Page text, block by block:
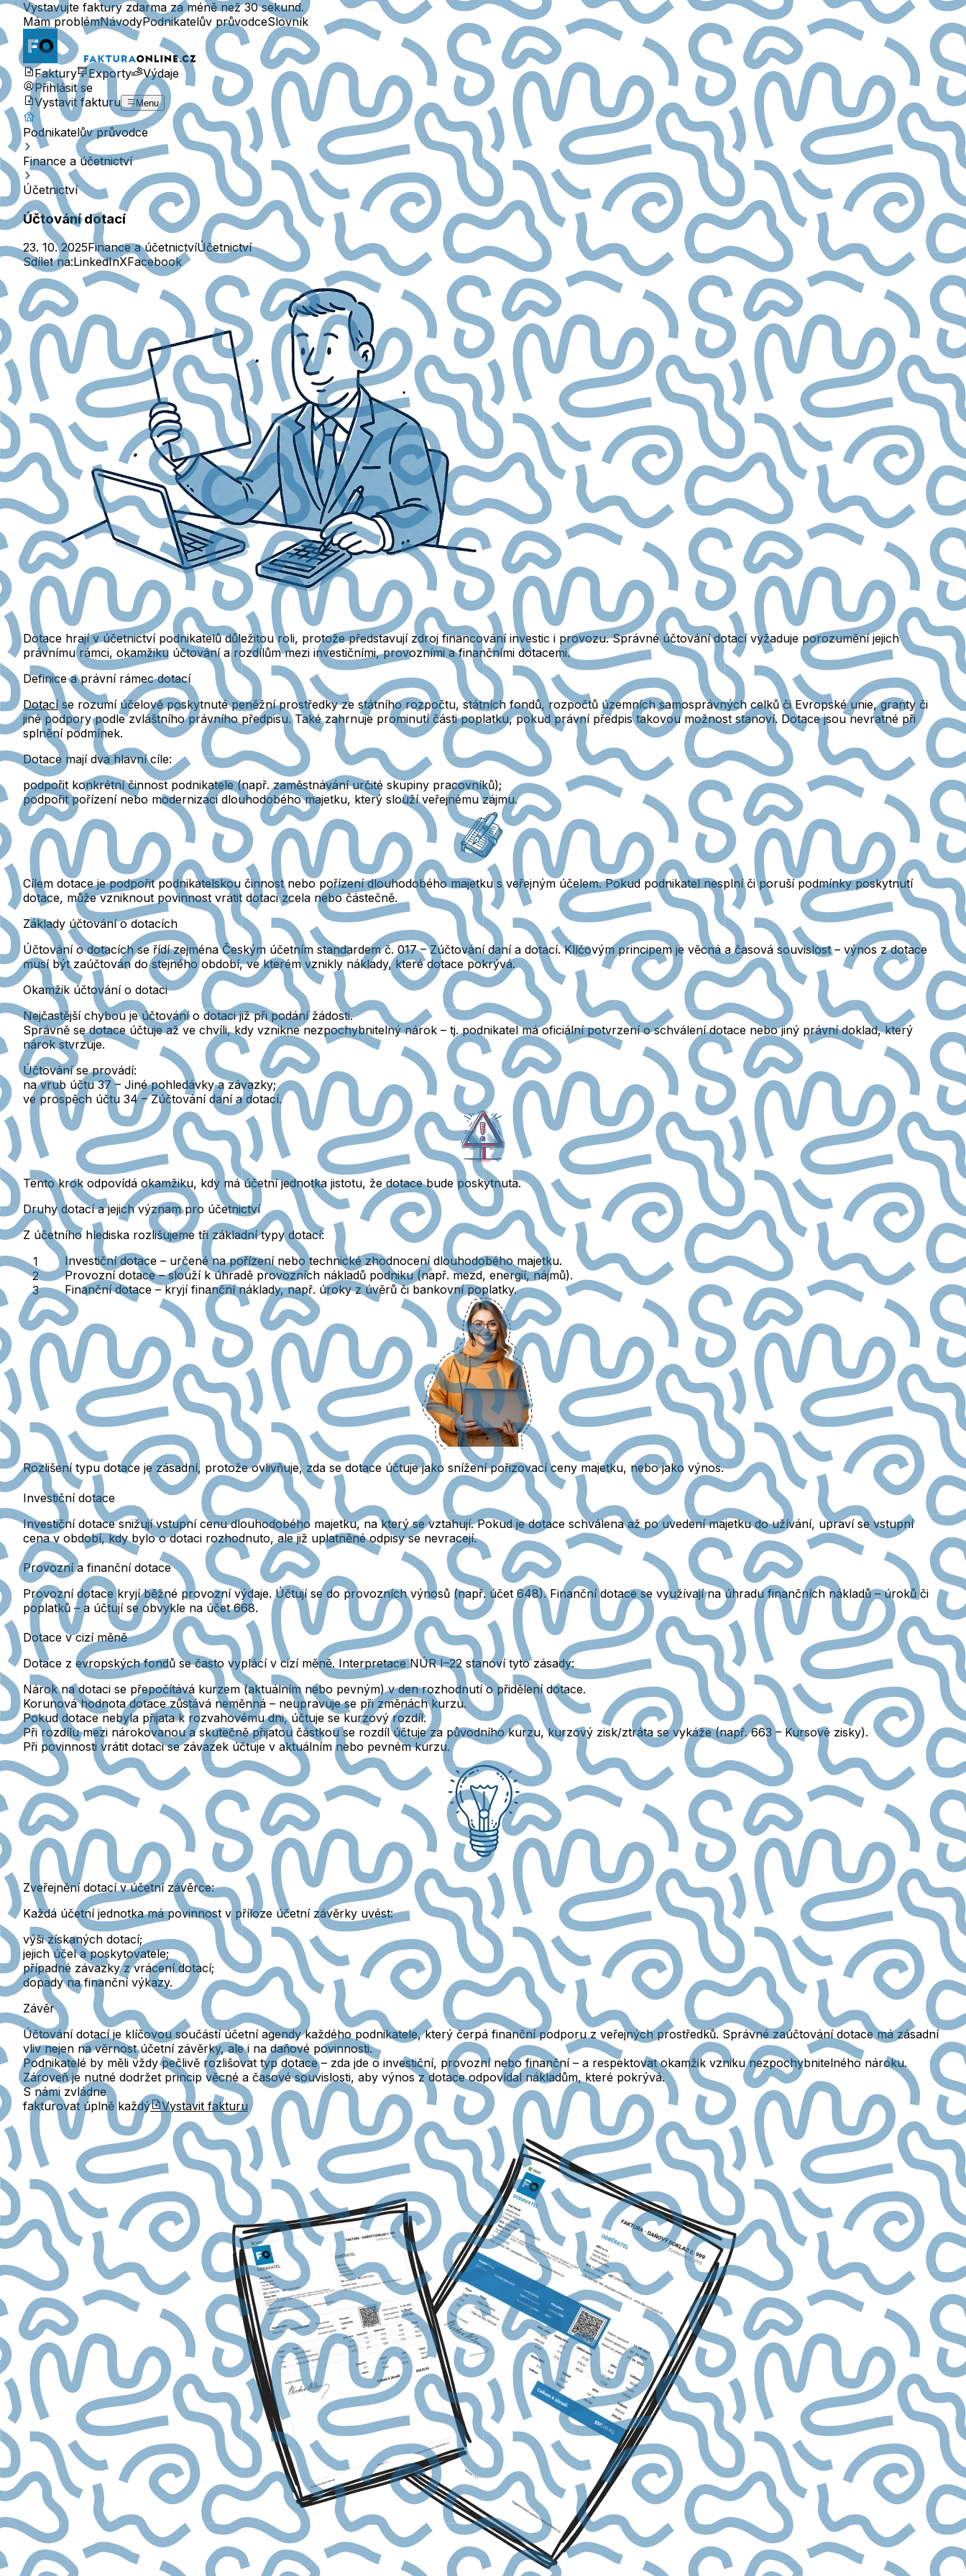
Vystavujte faktury zdarma za méně než 30 sekund.
Mám problémNávodyPodnikatelův průvodceSlovník
Faktury Exporty
Výdaje
Přihlásit se
Vystavit fakturu
Menu
Podnikatelův průvodce
Finance a účetnictví
Účetnictví
Účtování dotací
23. 10. 2025Finance a účetnictvíÚčetnictví
Sdílet na:LinkedInXFacebook
Dotace hrají v účetnictví podnikatelů důležitou roli, protože představují zdroj financování investic i provozu. Správné účtování dotací vyžaduje porozumění jejich
právnímu rámci, okamžiku účtování a rozdílům mezi investičními, provozními a finančními dotacemi.
Definice a právní rámec dotací
Dotací se rozumí účelově poskytnuté peněžní prostředky ze státního rozpočtu, státních fondů, rozpočtů územních samosprávných celků či Evropské unie, granty či
jiné podpory podle zvláštního právního předpisu. Také zahrnuje prominutí části poplatku, pokud právní předpis takovou možnost stanoví. Dotace jsounevratné při
splnění podmínek.
Dotace mají dva hlavní cíle:
podpořit konkrétní činnost podnikatele(např. zaměstnávání určité skupiny pracovníků);
podpořit pořízení nebo modernizaci dlouhodobého majetku, který slouží veřejnému zájmu.
Cílem dotaceje podpořit podnikatelskou činnostnebo pořízení dlouhodobého majetku s veřejným účelem. Pokud podnikatel nesplní či poruší podmínky poskytnutí
dotace, může vzniknout povinnost vrátit dotaci zcela nebo částečně.
Základy účtování o dotacích
Účtování o dotacích se řídí zejménaČeským účetním standardem č. 017 – Zúčtování daní a dotací. Klíčovým principem je věcná a časová souvislost– výnos z dotace
musí být zaúčtován do stejného období, ve kterém vznikly náklady, které dotace pokrývá.
Okamžik účtování o dotaci
Nejčastější chybou je účtování o dotacijiž při podání žádosti.
Správně se dotace účtujeaž ve chvíli, kdy vznikne nezpochybnitelný nárok – tj. podnikatel má oficiální potvrzení o schválení dotace nebo jiný právní doklad, který
nárok stvrzuje.
Účtování se provádí:
na vrub účtu 37 – Jiné pohledávky a závazky;
ve prospěch účtu 34 – Zúčtování daní a dotací.
Tento krok odpovídá okamžiku, kdy má účetní jednotka jistotu, že dotace bude poskytnuta.
Druhy dotací a jejich význam pro účetnictví
Z účetního hlediska rozlišujeme tři základní typy dotací:
Investiční dotace – určené na pořízení nebo technické zhodnocení dlouhodobého majetku.
Provozní dotace– slouží k úhradě provozních nákladů podniku (např. mezd, energií, nájmů).
Finanční dotace – kryjí finanční náklady, např. úroky z úvěrů či bankovní poplatky.
Rozlišení typu dotace je zásadní, protože ovlivňuje, zda se dotace účtuje jako snížení pořizovací ceny majetku, nebo jako výnos.
Investiční dotace
Investiční dotacesnižují vstupní cenudlouhodobého majetku, na který se vztahují. Pokud je dotace schválena až po uvedení majetku do užívání, upraví se vstupní
cena v období, kdy bylo o dotaci rozhodnuto, alejiž uplatněné odpisy se nevracejí.
Provozní a finanční dotace
Provozní dotace kryjíběžné provozní výdaje. Účtují se do provozních výnosů (např. účet 648). Finanční dotace se využívají na úhradu finančních nákladů– úroků či
poplatků – a účtují se obvykle na účet 668.
Dotace v cizí měně
Dotace z evropských fondů se často vyplácí v cizí měně. InterpretaceNÚR I–22 stanoví tyto zásady:
Nárok na dotaci se přepočítává kurzem (aktuálním nebo pevným)v den rozhodnutí o přidělení dotace.
Korunová hodnota dotace zůstává neměnná – neupravuje se při změnách kurzu.
Pokud dotace nebyla přijata k rozvahovému dni, účtuje se kurzový rozdíl.
Při rozdílu mezi nárokovanou a skutečně přijatou částkou se rozdíl účtuje za původního kurzu, kurzový zisk/ztráta se vykáže (např. 663 – Kursové zisky).
Při povinnosti vrátit dotaci se závazek účtuje v aktuálním nebo pevném kurzu.
Zveřejnění dotací v účetní závěrce:
Každá účetní jednotka má povinnost v příloze účetní závěrky uvést:
výši získaných dotací;
jejich účel a poskytovatele;
případné závazky z vrácení dotací;
dopady na finanční výkazy.
Závěr
Účtování dotací je klíčovou součástí účetní agendy každého podnikatele, který čerpá finanční podporu z veřejných prostředků. Správné zaúčtování dotace má zásadní
vliv nejen na věrnost účetní závěrky, ale i na daňové povinnosti.
Podnikatelé by měli vždypečlivě rozlišovat typ dotace– zda jde o investiční, provozní nebo finanční – a respektovat okamžik vznikunezpochybnitelného nároku.
Zároveň je nutné dodržet princip věcné a časové souvislosti, aby výnos z dotace odpovídal nákladům, které pokrývá.
S námi zvládne
fakturovat úplně každý
Vystavit fakturu